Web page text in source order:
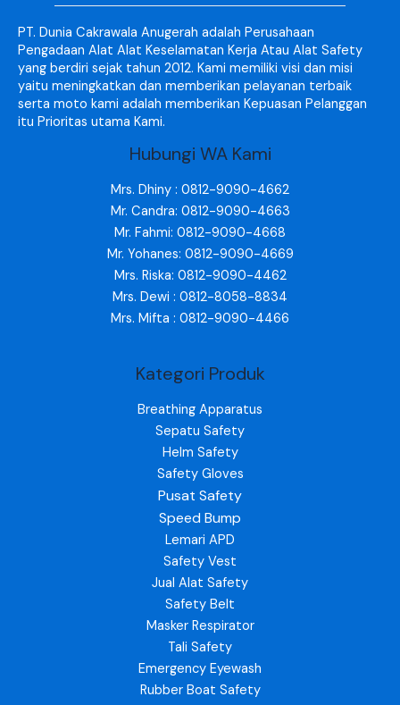
PT. Dunia Cakrawala Anugerah adalah Perusahaan
Pengadaan Alat Alat Keselamatan Kerja Atau Alat Safety
yang berdiri sejak tahun 2012. Kami memiliki visi dan misi
yaitu meningkatkan dan memberikan pelayanan terbaik
serta moto kami adalah memberikan Kepuasan Pelanggan
itu Prioritas utama Kami.
Hubungi WA Kami
Mrs. Dhiny : 0812-9090-4662
Mr. Candra: 0812-9090-4663
Mr. Fahmi: 0812-9090-4668
Mr. Yohanes: 0812-9090-4669
Mrs. Riska: 0812-9090-4462
Mrs. Dewi : 0812-8058-8834
Mrs. Mifta : 0812-9090-4466
Kategori Produk
Breathing Apparatus
Sepatu Safety
Helm Safety
Safety Gloves
Pusat Safety
Speed Bump
Lemari APD
Safety Vest
Jual Alat Safety
Safety Belt
Masker Respirator
Tali Safety
Emergency Eyewash
Rubber Boat Safety